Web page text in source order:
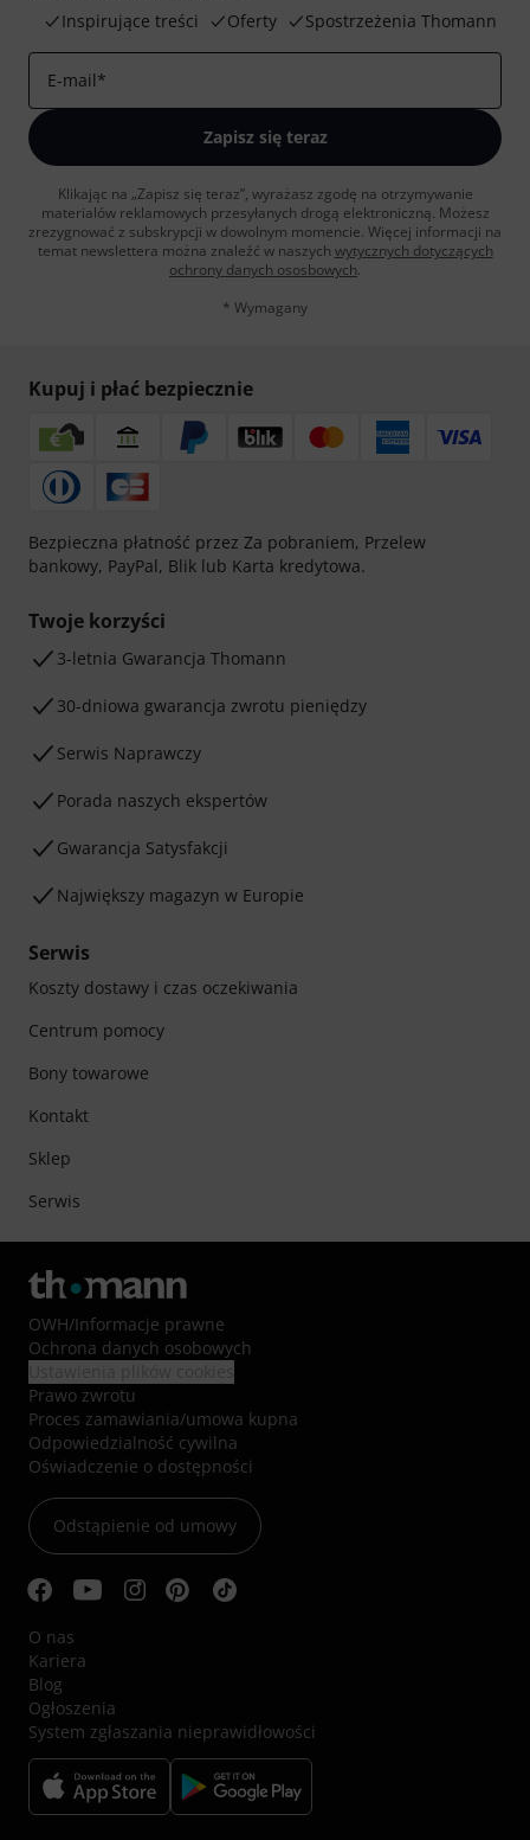
Inspirujące treści
Oferty Spostrzeżenia Thomann
E-mail*
Zapisz się teraz
Klikając na „Zapisz się teraz”, wyrażasz zgodę na otrzymywanie
materialów reklamowych przesyłanych drogą elektroniczną. Możesz
zrezygnować z subskrypcji w dowolnym momencie. Więcej informacji na
temat newslettera można znaleźć w naszych wytycznych dotyczących
ochrony danych ososbowych.
* Wymagany
Kupuj i płać bezpiecznie
Bezpieczna płatność przez Za pobraniem, Przelew
bankowy, PayPal, Blik lub Karta kredytowa.
Twoje korzyści
3-letnia Gwarancja Thomann
30-dniowa gwarancja zwrotu pieniędzy
Serwis Naprawczy
Porada naszych ekspertów
Gwarancja Satysfakcji
Największy magazyn w Europie
Serwis
Koszty dostawy i czas oczekiwania
Centrum pomocy
Bony towarowe
Kontakt
Sklep
Serwis
OWH/Informacje prawne
Ochrona danych osobowych
Prawo zwrotu
Proces zamawiania/umowa kupna
Odpowiedzialność cywilna
Oświadczenie o dostępności
Odstąpienie od umowy
O nas
Kariera
Blog
Ogłoszenia
System zgłaszania nieprawidłowości